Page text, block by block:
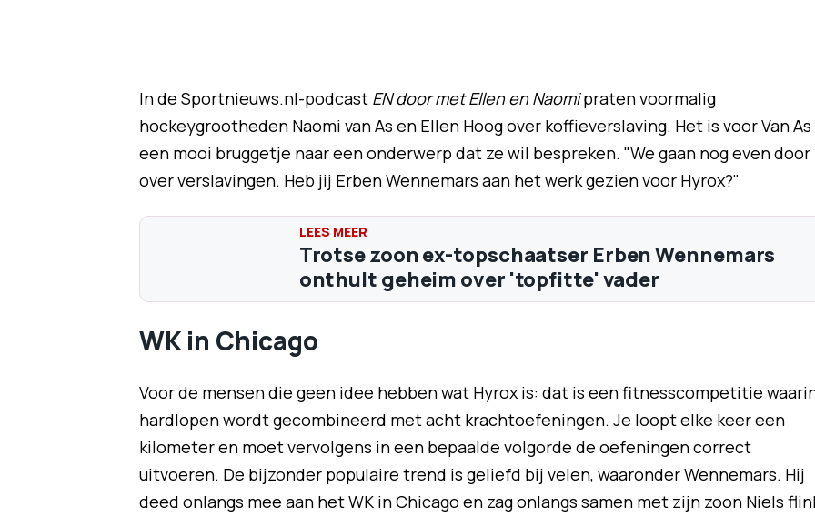
In de Sportnieuws.nl-podcast EN door met Ellen en Naomipraten voormalig
hockeygrootheden Naomi van As en Ellen Hoog over koffieverslaving. Het is voor Van As
een mooi bruggetje naar een onderwerp dat ze wil bespreken. "We gaan nog even door
over verslavingen. Heb jij Erben Wennemars aan het werk gezien voor Hyrox?"
Trotse zoon ex-topschaatser Erben Wennemars
onthult geheim over 'topfitte' vader
WK in Chicago
Voor de mensen die geen idee hebben wat Hyrox is: dat is een fitnesscompetitie
hardlopen wordt gecombineerd met acht krachtoefeningen. Je loopt elke keer een
kilometer en moet vervolgens in een bepaalde volgorde de oefeningen correct
uitvoeren. De bijzonder populaire trend is geliefd bij velen, waaronder Wennemars. Hij
deed onlangs mee aan het WK in Chicago en zag onlangs samen met zijn zoon Niels